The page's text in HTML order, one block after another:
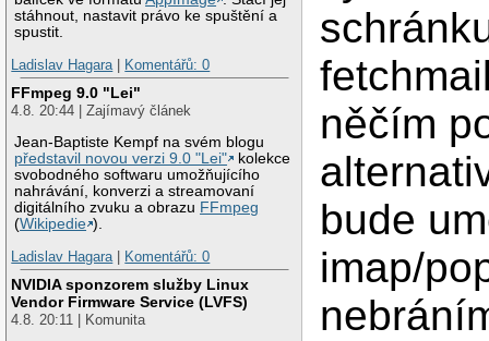
stáhnout, nastavit právo ke spuštění a
spustit.
Ladislav Hagara
Komentářů: 0
FFmpeg 9.0 "Lei"
4.8. 20:44 | Zajímavý článek
Jean-Baptiste Kempf na svém blogu
představil novou verzi 9.0 "Lei"
kolekce
svobodného softwaru umožňujícího
nahrávání, konverzi a streamovaní
digitálního zvuku a obrazu FFmpeg
(Wikipedie ).
Ladislav Hagara
Komentářů: 0
NVIDIA sponzorem služby Linux
Vendor Firmware Service (LVFS)
4.8. 20:11 | Komunita
něčím
bude
imap/